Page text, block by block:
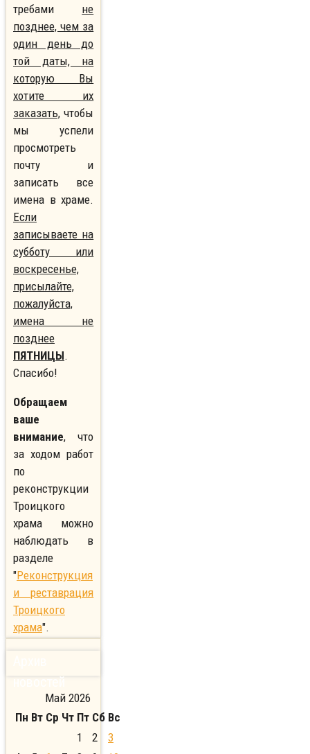
требами не
позднее, чем за
один день до
той даты, на
которую Вы
хотите их
заказать, чтобы
мы успели
просмотреть
почту и
записать все
имена в храме.
Если
записываете на
субботу или
воскресенье,
присылайте,
пожалуйста,
имена не
позднее
ПЯТНИЦЫ.
Спасибо!
Обращаем
ваше
внимание, что
за ходом работ
по
реконструкции
Троицкого
храма можно
наблюдать в
разделе
"Реконструкция
и реставрация
Троицкого
храма".
новостей
Май 2026
Пн Вт Ср Чт Пт Сб Вс
1
2
3